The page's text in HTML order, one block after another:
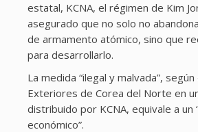
estatal, KCNA, el régimen de Kim
asegurado que no solo no
de armamento atómico, sino que
para desarrollarlo.
La medida “ilegal y malvada”,
Exteriores de Corea del Norte en
distribuido por KCNA, equivale a un
económico”.